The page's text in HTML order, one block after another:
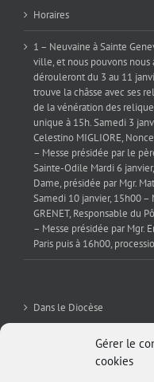
Gérer le
cookies
Horaires
1 – Neuvaine à Sainte
ville, et nous pouvons nous
dérouleront du 3 au 11
trouve la châsse avec ses
de la vénération des
unique à 15h. Samedi 3
Celestino MIGLIORE,
– Messe présidée par le
Sainte-Odile Mardi 6
Dame, présidée par Mgr.
Samedi 10 janvier, 15h00
GRENET, Responsable du
– Messe présidée par Mgr.
Paris puis à 16h00,
Dans le Diocèse